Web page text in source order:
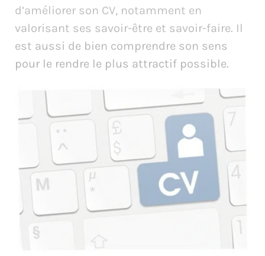
d’améliorer son CV, notamment en
valorisant ses savoir-être et savoir-faire. Il
est aussi de bien comprendre son sens
pour le rendre le plus attractif possible.